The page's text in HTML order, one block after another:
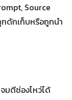
Source
ดักเก็บหรือถูกนำ
มตีช่องโหว่ได้